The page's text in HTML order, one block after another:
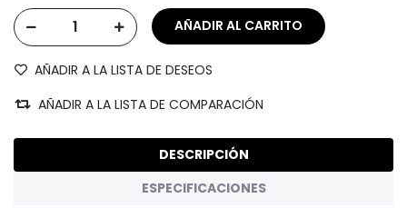
AÑADIR A LA LISTA DE DESEOS
AÑADIR A LA LISTA DE COMPARACIÓN
DESCRIPCIÓN
ESPECIFICACIONES